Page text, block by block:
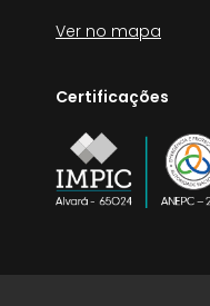
Ver no mapa
Certificações